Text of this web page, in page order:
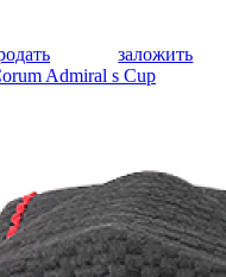
заложить
Admiral s Cup